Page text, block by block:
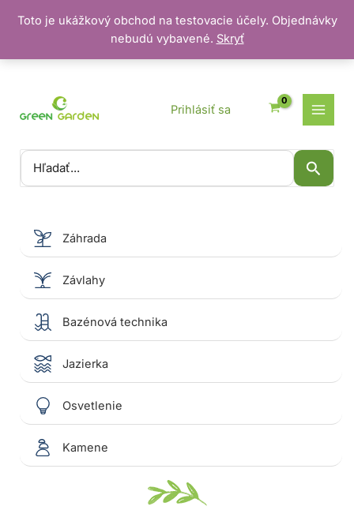
Toto je ukážkový obchod na testovacie účely. Objednávky
nebudú vybavené. Skryť
Vyhľadať:
Prihlásiť sa
Záhrada
Závlahy
Bazénová technika
Jazierka
Osvetlenie
Kamene